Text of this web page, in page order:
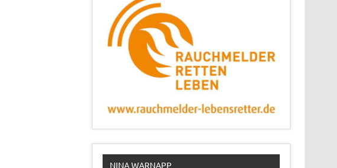
NINA WARNAPP